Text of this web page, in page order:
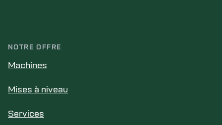
NOTRE OFFRE
Machines
Mises à niveau
Services